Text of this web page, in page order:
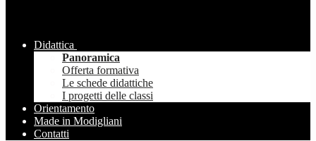
Didattica
Panoramica
Offerta formativa
Le schede didattiche
I progetti delle classi
Orientamento
Made in Modigliani
Contatti